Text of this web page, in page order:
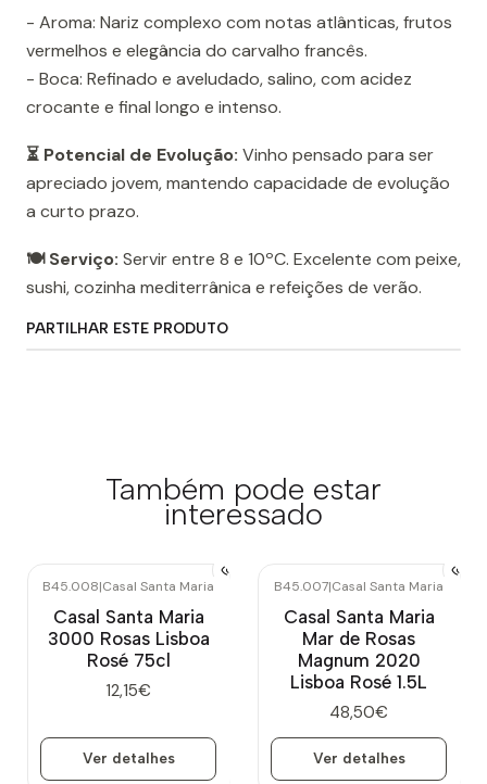
- Aroma: Nariz complexo com notas atlânticas, frutos
vermelhos e elegância do carvalho francês.
- Boca: Refinado e aveludado, salino, com acidez
crocante e final longo e intenso.
⏳ Potencial de Evolução: Vinho pensado para ser
apreciado jovem, mantendo capacidade de evolução
a curto prazo.
🍽️ Serviço: Servir entre 8 e 10ºC. Excelente com peixe,
sushi, cozinha mediterrânica e refeições de verão.
PARTILHAR ESTE PRODUTO
Também pode estar
interessado
B45.008|Casal Santa Maria
Casal Santa Maria
3000 Rosas Lisboa
Rosé 75cl
12,15€
Ver detalhes
B45.007|Casal Santa Maria
Casal Santa Maria
Mar de Rosas
Magnum 2020
Lisboa Rosé 1.5L
48,50€
Ver detalhes